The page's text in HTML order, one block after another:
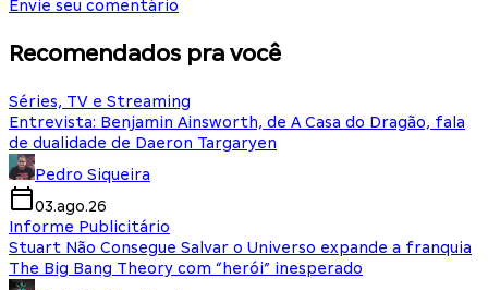
Envie seu comentário
Recomendados pra você
Séries, TV e Streaming
Entrevista: Benjamin Ainsworth, de A Casa do Dragão, fala
de dualidade de Daeron Targaryen
Pedro Siqueira
03.ago.26
Informe Publicitário
Stuart Não Consegue Salvar o Universo expande a franquia
The Big Bang Theory com “herói” inesperado